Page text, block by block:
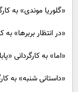
«گلوریا موندی» به
«در انتظار بربرها» به
«اما» به کارگردانی
«داستانی شنبه» به